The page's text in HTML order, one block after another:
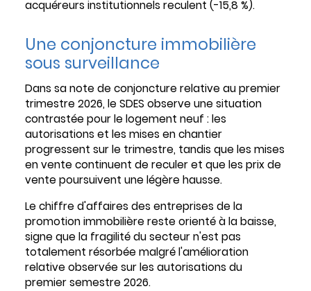
acquéreurs institutionnels reculent (-15,8 %).
Une conjoncture immobilière
sous surveillance
Dans sa note de conjoncture relative au premier
trimestre 2026, le SDES observe une situation
contrastée pour le logement neuf : les
autorisations et les mises en chantier
progressent sur le trimestre, tandis que les mises
en vente continuent de reculer et que les prix de
vente poursuivent une légère hausse.
Le chiffre d'affaires des entreprises de la
promotion immobilière reste orienté à la baisse,
signe que la fragilité du secteur n'est pas
totalement résorbée malgré l'amélioration
relative observée sur les autorisations du
premier semestre 2026.